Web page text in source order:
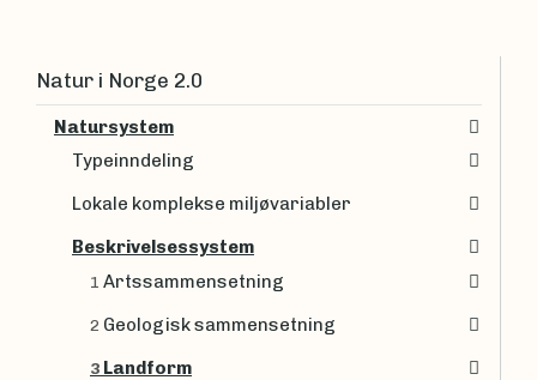
Natur i Norge 2.0
Natursystem
Typeinndeling
Lokale komplekse miljøvariabler
Beskrivelsessystem
1 Artssammensetning
2 Geologisk sammensetning
3 Landform